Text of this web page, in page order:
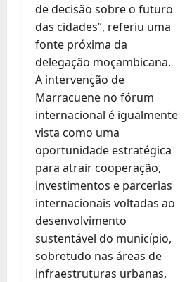
de decisão sobre o futuro
das cidades”, referiu uma
fonte próxima da
delegação moçambicana.
A intervenção de
Marracuene no fórum
internacional é igualmente
vista como uma
oportunidade estratégica
para atrair cooperação,
investimentos e parcerias
internacionais voltadas ao
desenvolvimento
sustentável do município,
sobretudo nas áreas de
infraestruturas urbanas,